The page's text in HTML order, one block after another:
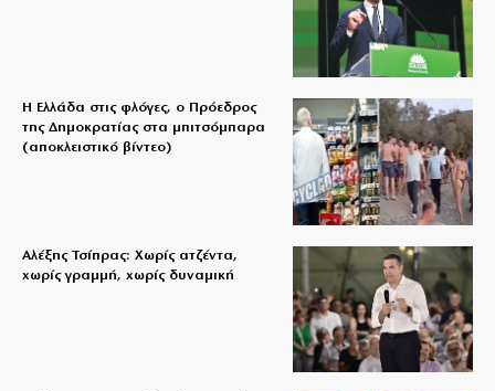
Η Ελλάδα στις φλόγες, ο Πρόεδρος
της Δημοκρατίας στα μπιτσόμπαρα
(αποκλειστικό βίντεο)
Αλέξης Τσίπρας: Χωρίς ατζέντα,
χωρίς γραμμή, χωρίς δυναμική